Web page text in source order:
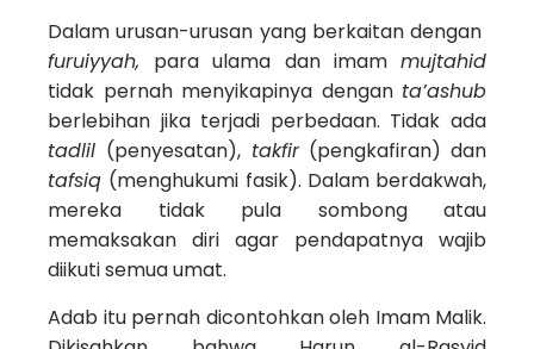
Dalam urusan-urusan yang berkaitan dengan
furuiyyah, para ulama dan imammujtahid
tidak pernah menyikapinya dengan ta’ashub
berlebihan jika terjadi perbedaan. Tidak ada
tadlil (penyesatan), takfir(pengkafiran) dan
tafsiq (menghukumi fasik). Dalam berdakwah,
mereka tidak pula sombong atau
memaksakan diri agar pendapatnya wajib
diikuti semua umat.
Adab itu pernah dicontohkan oleh Imam Malik.